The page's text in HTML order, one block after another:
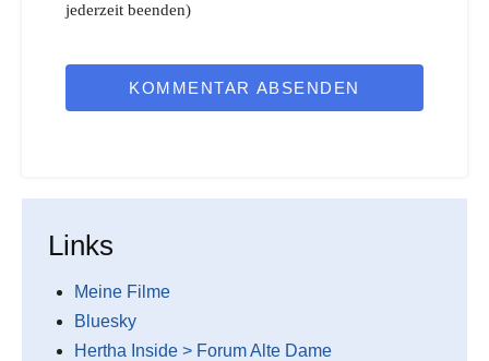
jederzeit beenden)
KOMMENTAR ABSENDEN
Links
Meine Filme
Bluesky
Hertha Inside > Forum Alte Dame